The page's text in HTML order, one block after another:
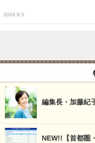
2026.8.5
編集長・加藤紀
NEW!!【首都圏